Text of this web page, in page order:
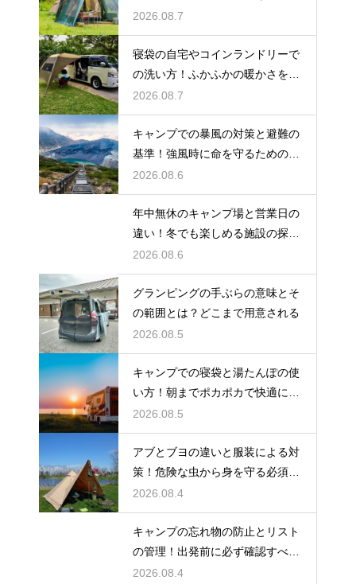
の技
2026.08.7
寝袋の自宅やコインランドリーで
の洗い方！ふかふかの暖かさを復
活させる
2026.08.7
キャンプでの暴風の対策と避難の
基準！強風時に命を守るための行
動
2026.08.6
年中無休のキャンプ場と営業日の
違い！冬でも楽しめる施設の探し
方
2026.08.6
グランピングの手ぶらの意味とそ
の範囲とは？どこまで用意される
2026.08.5
キャンプでの寝袋と湯たんぽの使
い方！朝までポカポカで快適に眠
る方法
2026.08.5
アブとブヨの違いと服装による対
策！危険な虫から身を守る必須知
識
2026.08.4
キャンプの忘れ物の防止とリスト
の管理！出発前に必ず確認すべき
持ち物
2026.08.4